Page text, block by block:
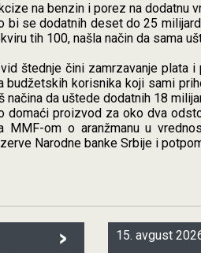
na benzin i porez na dodatnu
bi se dodatnih deset do 25
tih 100, našla način da sama
štednje čini zamrzavanje
budžetskih korisnika koji sami
načina da uštede dodatnih 18
domaći proizvod za oko dva
MMF-om o aranžmanu u
Narodne banke Srbije i
> 15. avgust